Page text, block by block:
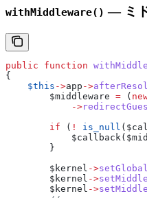
withMiddleware() — ミ
public function
{
    $this
->app ->
        $middleware
= (
            ->
        if
( ! is_null (
            $callback
(
        }
        $kernel
->
        $kernel
->
        $kernel
->